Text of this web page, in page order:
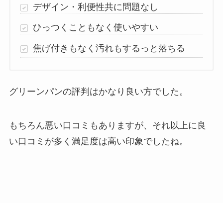
デザイン・利便性共に問題なし
ひっつくこともなく使いやすい
焦げ付きもなく汚れもするっと落ちる
グリーンパンの評判はかなり良い方でした。
もちろん悪い口コミもありますが、それ以上に良
い口コミが多く満足度は高い印象でしたね。